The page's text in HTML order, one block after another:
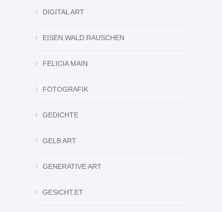
DIGITAL ART
EISEN.WALD.RAUSCHEN
FELICIA MAIN
FOTOGRAFIK
GEDICHTE
GELB ART
GENERATIVE ART
GESICHT.ET